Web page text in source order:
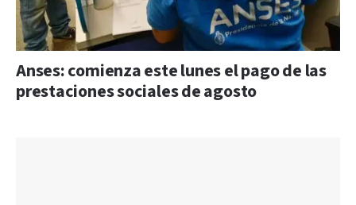
Anses: comienza este lunes el pago de las
prestaciones sociales de agosto